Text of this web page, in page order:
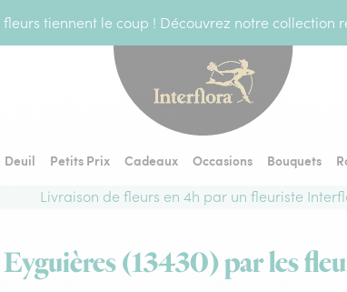
fleurs tiennent le coup ! Découvrez notre collection
Deuil Petits Prix Cadeaux Occasions Bouquets
Livraison de fleurs en 4h par un fleuriste
(13430) par les